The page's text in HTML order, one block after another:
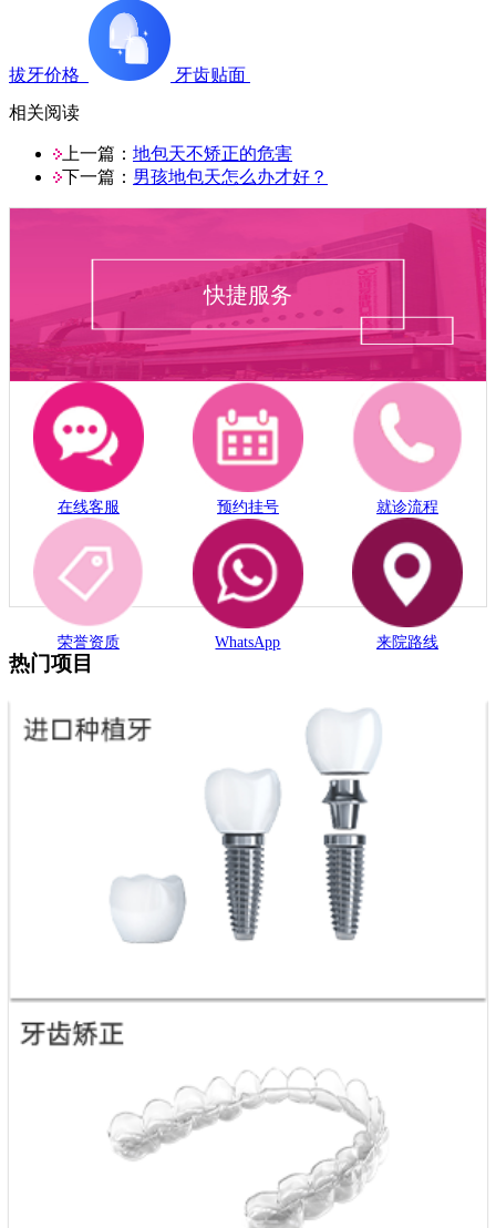
拔牙价格
牙齿贴面
相关阅读
上一篇： 地包天不矫正的危害
下一篇： 男孩地包天怎么办才好？
快捷服务
在线客服 预约挂号 就诊流程
荣誉资质 WhatsApp 来院路线
热门项目